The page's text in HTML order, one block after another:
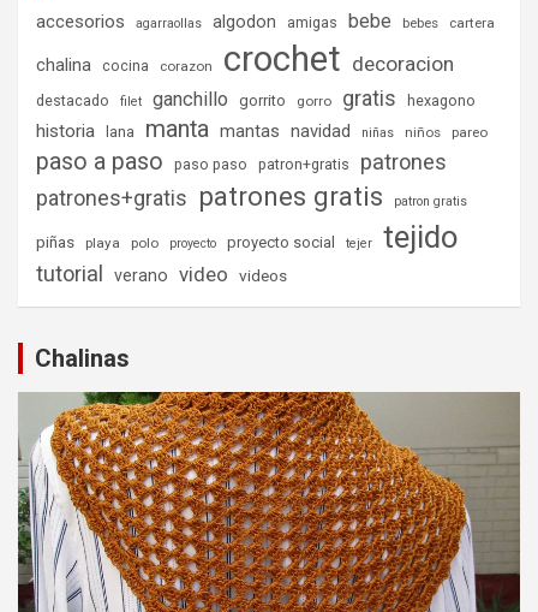
accesorios agarraollas algodon amigas bebe bebes cartera
chalina cocina corazon crochet decoracion
destacado filet ganchillo gorrito gorro gratis hexagono
historia lana manta mantas navidad niñas niños pareo
paso a paso paso paso patron+gratis
patrones
patrones+gratis patrones gratis patron gratis
piñas playa polo proyecto proyecto social tejer tejido
tutorial verano video videos
Chalinas